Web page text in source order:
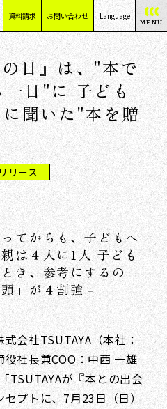
資料請求 お問い合わせ Language
日本語
English
简体中文
繁體中文
MENU
日』は、"本で
日"に 子ども
聞いた"本を贈
リース
てからも、子どもへ
は４人に1人 子ども
き、参考にするの
」が４割強－
会社TSUTAYA（本社：
社長兼COO：中西 一雄
TSUTAYAが『本との出会
セプトに、7月23日（日）